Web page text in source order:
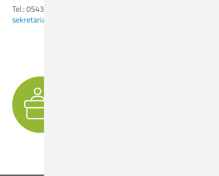
Tel.: 05431 15 3431 oder per Mail:
sekretariat.neurochirurgie(a)ckq-gmbh.de